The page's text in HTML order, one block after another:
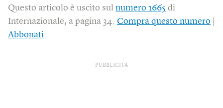
Questo articolo è uscito sul numero 1665 di
Internazionale, a pagina 34. Compra questo numero
Abbonati
PUBBLICITÀ